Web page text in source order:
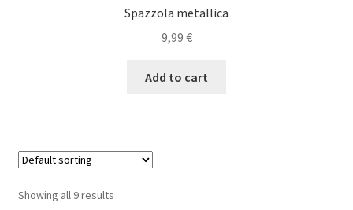
Spazzola metallica
9,99 €
Add to cart
Showing all 9 results